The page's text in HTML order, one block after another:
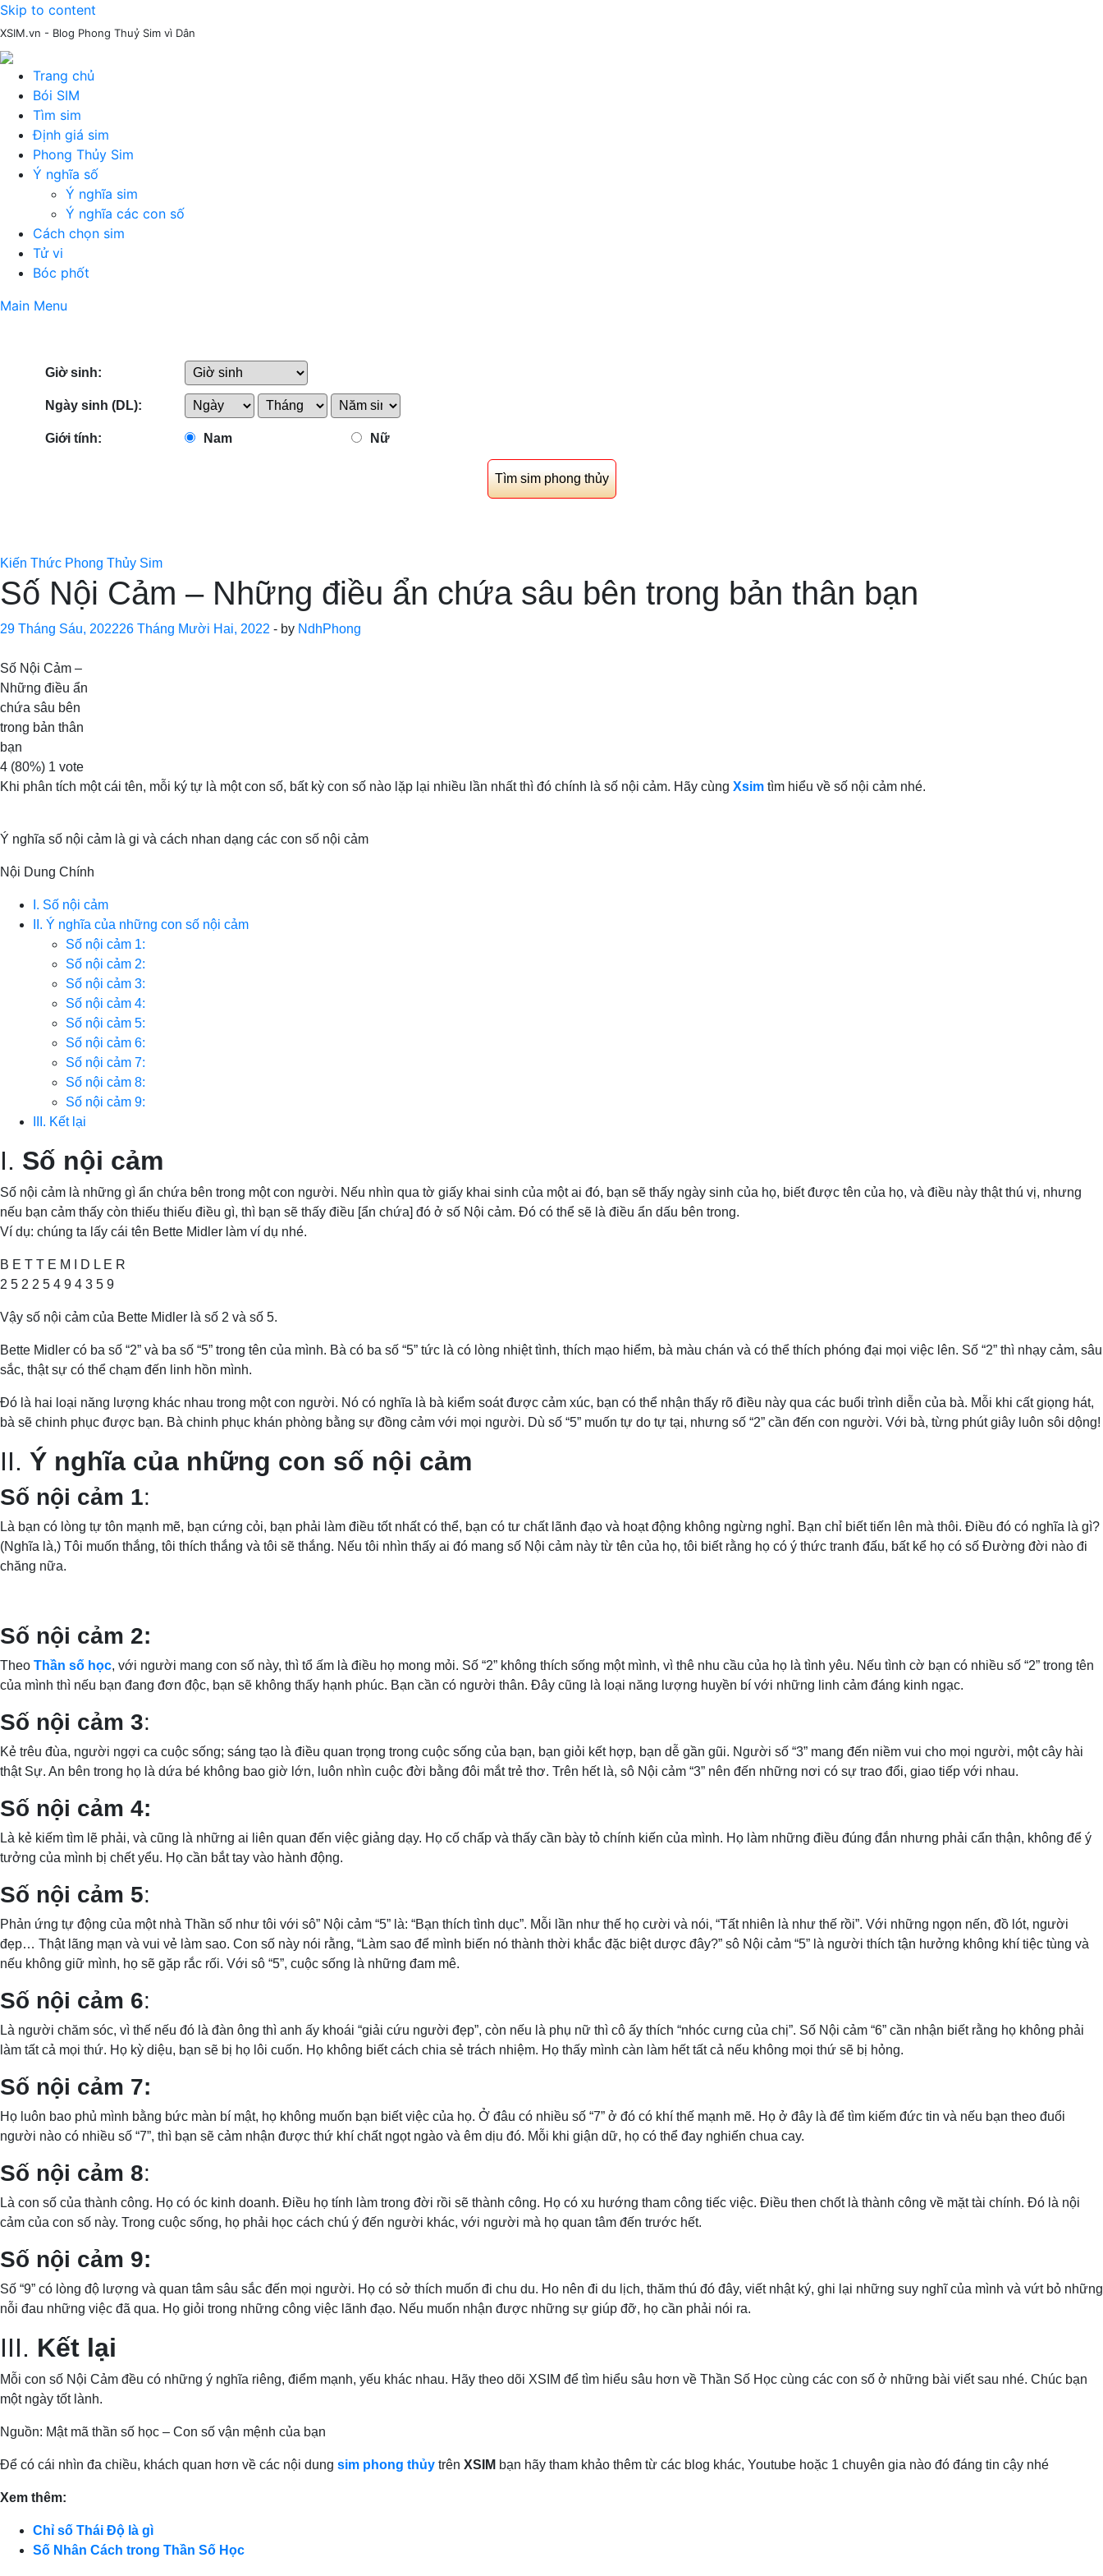
Skip to content
XSIM.vn - Blog Phong Thuỷ Sim vì Dân
Trang chủ
Bói SIM
Tìm sim
Định giá sim
Phong Thủy Sim
Ý nghĩa số
Ý nghĩa sim
Ý nghĩa các con số
Cách chọn sim
Tử vi
Bóc phốt
Main Menu
Giờ sinh:
Ngày sinh (DL):
Giới tính: Nam Nữ
Kiến Thức Phong Thủy Sim
Số Nội Cảm – Những điều ẩn chứa sâu bên trong bản thân bạn
29 Tháng Sáu, 202226 Tháng Mười Hai, 2022 - by NdhPhong
Số Nội Cảm –
Những điều ẩn
chứa sâu bên
trong bản thân
bạn
4 (80%) 1 vote
Khi phân tích một cái tên, mỗi ký tự là một con số, bất kỳ con số nào lặp lại nhiều lần nhất thì đó chính là số nội cảm. Hãy cùng Xsim tìm hiểu về số nội cảm nhé.
Ý nghĩa số nội cảm là gi và cách nhan dạng các con số nội cảm
Nội Dung Chính
I. Số nội cảm
II. Ý nghĩa của những con số nội cảm
Số nội cảm 1:
Số nội cảm 2:
Số nội cảm 3:
Số nội cảm 4:
Số nội cảm 5:
Số nội cảm 6:
Số nội cảm 7:
Số nội cảm 8:
Số nội cảm 9:
III. Kết lại
I. Số nội cảm
Số nội cảm là những gì ẩn chứa bên trong một con người. Nếu nhìn qua tờ giấy khai sinh của một ai đó, bạn sẽ thấy ngày sinh của họ, biết được tên của họ, và điều này thật thú vị, nhưng
nếu bạn cảm thấy còn thiếu thiếu điều gì, thì bạn sẽ thấy điều [ẩn chứa] đó ở số Nội cảm. Đó có thể sẽ là điều ẩn dấu bên trong.
Ví dụ: chúng ta lấy cái tên Bette Midler làm ví dụ nhé.
B E T T E M I D L E R
2 5 2 2 5 4 9 4 3 5 9
Vậy số nội cảm của Bette Midler là số 2 và số 5.
Bette Midler có ba số “2” và ba số “5” trong tên của mình. Bà có ba số “5” tức là có lòng nhiệt tình, thích mạo hiểm, bà màu chán và có thể thích phóng đại mọi việc lên. Số “2” thì nhạy cảm, sâu
sắc, thật sự có thể chạm đến linh hồn mình.
Đó là hai loại năng lượng khác nhau trong một con người. Nó có nghĩa là bà kiểm soát được cảm xúc, bạn có thể nhận thấy rõ điều này qua các buổi trình diễn của bà. Mỗi khi cất giọng hát,
bà sẽ chinh phục được bạn. Bà chinh phục khán phòng bằng sự đồng cảm với mọi người. Dù số “5” muốn tự do tự tại, nhưng số “2” cần đến con người. Với bà, từng phút giây luôn sôi dộng!
II. Ý nghĩa của những con số nội cảm
Số nội cảm 1:
Là bạn có lòng tự tôn mạnh mẽ, bạn cứng cỏi, bạn phải làm điều tốt nhất có thể, bạn có tư chất lãnh đạo và hoạt động không ngừng nghỉ. Bạn chỉ biết tiến lên mà thôi. Điều đó có nghĩa là gì?
(Nghĩa là,) Tôi muốn thắng, tôi thích thắng và tôi sẽ thắng. Nếu tôi nhìn thấy ai đó mang số Nội cảm này từ tên của họ, tôi biết rằng họ có ý thức tranh đấu, bất kể họ có số Đường đời nào đi
chăng nữa.
Số nội cảm 2:
Theo Thần số học, với người mang con số này, thì tổ ấm là điều họ mong mỏi. Số “2” không thích sống một mình, vì thê nhu cầu của họ là tình yêu. Nếu tình cờ bạn có nhiều số “2” trong tên
của mình thì nếu bạn đang đơn độc, bạn sẽ không thấy hạnh phúc. Bạn cần có người thân. Đây cũng là loại năng lượng huyền bí với những linh cảm đáng kinh ngạc.
Số nội cảm 3:
Kẻ trêu đùa, người ngợi ca cuộc sống; sáng tạo là điều quan trọng trong cuộc sống của bạn, bạn giỏi kết hợp, bạn dễ gần gũi. Người số “3” mang đến niềm vui cho mọi người, một cây hài
thật Sự. An bên trong họ là dứa bé không bao giờ lớn, luôn nhìn cuộc đời bằng đôi mắt trẻ thơ. Trên hết là, sô Nội cảm “3” nên đến những nơi có sự trao đổi, giao tiếp với nhau.
Số nội cảm 4:
Là kẻ kiếm tìm lẽ phải, và cũng là những ai liên quan đến việc giảng dạy. Họ cố chấp và thấy cần bày tỏ chính kiến của mình. Họ làm những điều đúng đắn nhưng phải cẩn thận, không để ý
tưởng của mình bị chết yểu. Họ cần bắt tay vào hành động.
Số nội cảm 5:
Phản ứng tự động của một nhà Thần số như tôi với sô” Nội cảm “5” là: “Bạn thích tình dục”. Mỗi lần như thế họ cười và nói, “Tất nhiên là như thế rồi”. Với những ngọn nến, đồ lót, người
đẹp… Thật lãng mạn và vui vẻ làm sao. Con số này nói rằng, “Làm sao để mình biến nó thành thời khắc đặc biệt dược đây?” sô Nội cảm “5” là người thích tận hưởng không khí tiệc tùng và
nếu không giữ mình, họ sẽ gặp rắc rối. Với sô “5”, cuộc sống là những đam mê.
Số nội cảm 6:
Là người chăm sóc, vì thế nếu đó là đàn ông thì anh ấy khoái “giải cứu người đẹp”, còn nếu là phụ nữ thì cô ấy thích “nhóc cưng của chị”. Số Nội cảm “6” cần nhận biết rằng họ không phải
làm tất cả mọi thứ. Họ kỳ diệu, bạn sẽ bị họ lôi cuốn. Họ không biết cách chia sẻ trách nhiệm. Họ thấy mình càn làm hết tất cả nếu không mọi thứ sẽ bị hỏng.
Số nội cảm 7:
Họ luôn bao phủ mình bằng bức màn bí mật, họ không muốn bạn biết việc của họ. Ở đâu có nhiều số “7” ở đó có khí thế mạnh mẽ. Họ ở đây là để tìm kiếm đức tin và nếu bạn theo đuổi
người nào có nhiều số “7”, thì bạn sẽ cảm nhận được thứ khí chất ngọt ngào và êm dịu đó. Mỗi khi giận dữ, họ có thể đay nghiến chua cay.
Số nội cảm 8:
Là con số của thành công. Họ có óc kinh doanh. Điều họ tính làm trong đời rồi sẽ thành công. Họ có xu hướng tham công tiếc việc. Điều then chốt là thành công về mặt tài chính. Đó là nội
cảm của con số này. Trong cuộc sống, họ phải học cách chú ý đến người khác, với người mà họ quan tâm đến trước hết.
Số nội cảm 9:
Số “9” có lòng độ lượng và quan tâm sâu sắc đến mọi người. Họ có sở thích muốn đi chu du. Ho nên đi du lịch, thăm thú đó đây, viết nhật ký, ghi lại những suy nghĩ của mình và vứt bỏ những
nỗi đau những việc đã qua. Họ giỏi trong những công việc lãnh đạo. Nếu muốn nhận được những sự giúp đỡ, họ cần phải nói ra.
III. Kết lại
Mỗi con số Nội Cảm đều có những ý nghĩa riêng, điểm mạnh, yếu khác nhau. Hãy theo dõi XSIM để tìm hiểu sâu hơn về Thần Số Học cùng các con số ở những bài viết sau nhé. Chúc bạn
một ngày tốt lành.
Nguồn: Mật mã thần số học – Con số vận mệnh của bạn
Để có cái nhìn đa chiều, khách quan hơn về các nội dung sim phong thủy trên XSIM bạn hãy tham khảo thêm từ các blog khác, Youtube hoặc 1 chuyên gia nào đó đáng tin cậy nhé
Xem thêm:
Chỉ số Thái Độ là gì
Số Nhân Cách trong Thần Số Học